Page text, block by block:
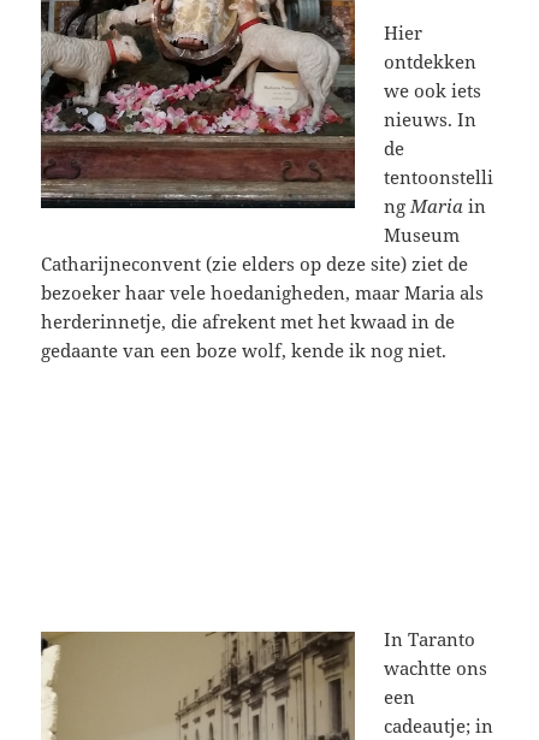
Hier
ontdekken
we ook iets
nieuws. In
de
tentoonstelli
ng Maria in
Museum
Catharijneconvent (zie elders op deze site) ziet de
bezoeker haar vele hoedanigheden, maar Maria als
herderinnetje, die afrekent met het kwaad in de
gedaante van een boze wolf, kende ik nog niet.
In Taranto
wachtte ons
een
cadeautje; in